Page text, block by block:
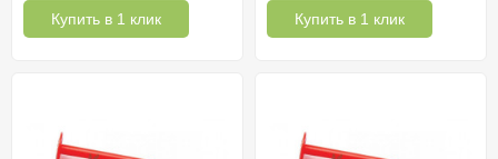
Купить в 1 клик Купить в 1 клик